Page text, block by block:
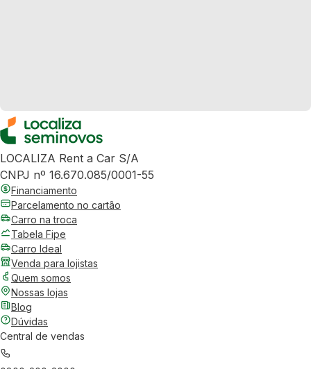
LOCALIZA Rent a Car S/A
CNPJ nº 16.670.085/0001-55
Financiamento
Parcelamento no cartão
Carro na troca
Tabela Fipe
Carro Ideal
Venda para lojistas
Quem somos
Nossas lojas
Blog
Dúvidas
Central de vendas